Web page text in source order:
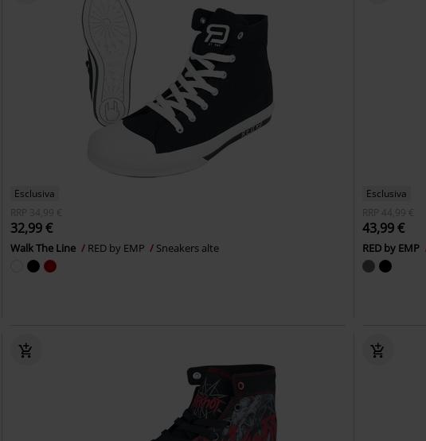
Esclusiva
RRP
34,99 €
32,99 €
Walk The Line RED by EMP Sneakers alte
Esclusiva
RRP
44,99 €
43,99 €
RED by EMP